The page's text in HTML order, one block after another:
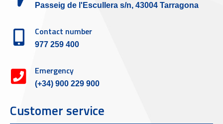
Passeig de l'Escullera s/n, 43004 Tarragona
Contact number
977 259 400
Emergency
(+34) 900 229 900
Customer service